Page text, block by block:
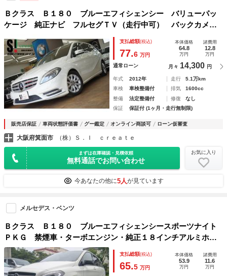
Ｂクラス Ｂ１８０ ブルーエフィシェンシー バリューパッ
ケージ 純正ナビ フルセグＴＶ（走行中可） バックカメ
ラ Ｂｌｕｅｔｏｏｔｈ ＵＳＢオーディオ キセノンヘッド
ライト
支払総額(税込)
77.6 万円
本体価格
64.8
万円
諸費用
12.8
万円
通常ローン 月々 14,300 円
年式 2012年 走行
5.1万km
車検
車検整備付 排気
1600cc
整備
法定整備付 修復
なし
保証
保証付 (1ヶ月・走行無制限)
販売店保証 車両状態評価書 グー鑑定 オンライン商談可 ローン仮審査
大阪府箕面市 （株）Ｓ．Ｉ ｃｒｅａｔｅ
まずは在庫確認・見積依頼
無料通話でお問い合わせ
お気に入り
今あなたの他に5人が見ています
メルセデス・ベンツ
Ｂクラス Ｂ１８０ ブルーエフィシェンシースポーツナイト
ＰＫＧ 禁煙車・ターボエンジン・純正１８インチアルミホイ
ール・オートクルーズコントロール・アイドリングストップ・
ハーフレザーシート・運転席パワーシート・ナビ・ＴＶ・バッ
クカメラ・ＥＴＣ・前後ドライブレコーダー
支払総額(税込)
65.5 万円
本体価格
53.9
万円
諸費用
11.6
万円